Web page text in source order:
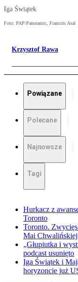
Iga Świątek
Foto: PAP/Panoramic, Francois Asal
Krzysztof Rawa
Powiązane
Polecane
Najnowsze
Tagi
Hurkacz z
Toronto
Toronto.
Mai Chwalińskiej
„Głupiutka i
podcast usunięto
Iga Świątek i
horyzoncie już